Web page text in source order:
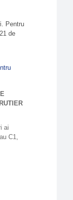
Pentru
de
ai
C1,